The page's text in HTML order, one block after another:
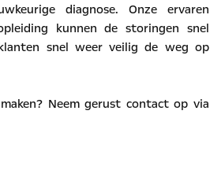
diagnose. Onze ervaren
kunnen de storingen snel
snel weer veilig de weg op
Neem gerust contact op via